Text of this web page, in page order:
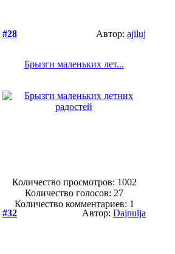
#28 Автор: ajiluj
Брызги маленьких лет...
Количество просмотров: 1002
Количество голосов: 27
Количество комментариев: 1
#32 Автор: Dajnulja